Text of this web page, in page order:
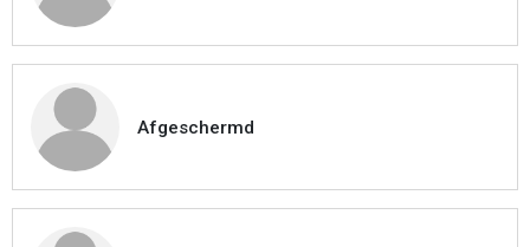
Afgeschermd